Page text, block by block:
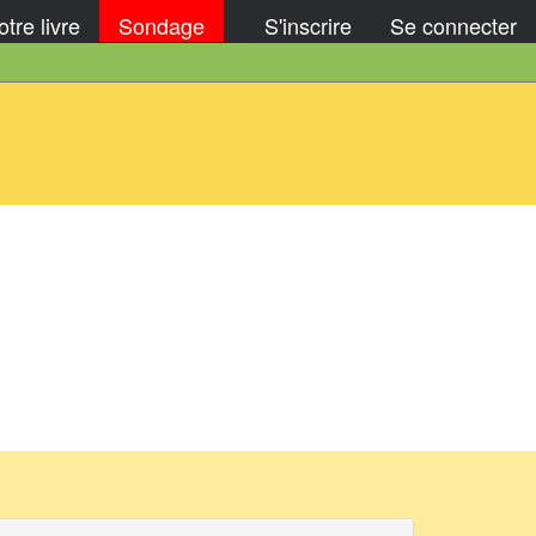
livre Sondage S'inscrire Se connecter